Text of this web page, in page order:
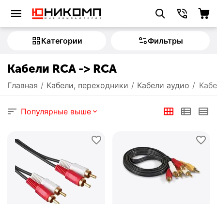
Категории Фильтры
Кабели RCA -> RCA
Главная / Кабели, переходники / Кабели аудио /
Популярные выше